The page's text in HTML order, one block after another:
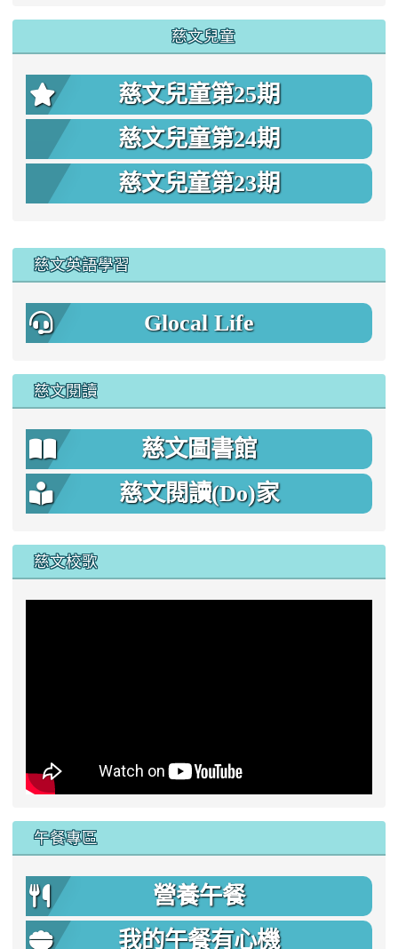
慈文兒童
慈文兒童第25期
慈文兒童第24期
慈文兒童第23期
慈文英語學習
Glocal Life
慈文閱讀
慈文圖書館
慈文閱讀(Do)家
慈文校歌
午餐專區
營養午餐
我的午餐有心機